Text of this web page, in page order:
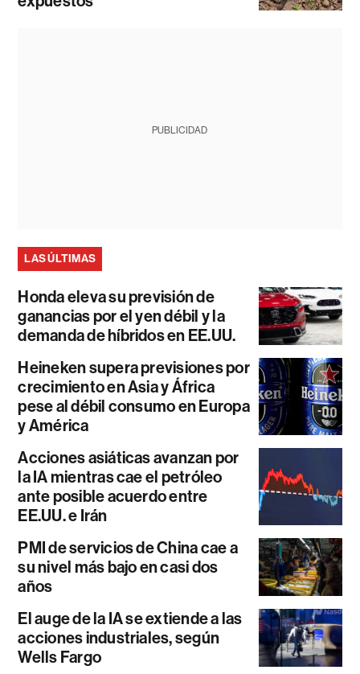
PUBLICIDAD
LAS ÚLTIMAS
Honda eleva su previsión de
ganancias por el yen débil y la
demanda de híbridos en EE.UU.
Heineken supera previsiones por
crecimiento en Asia y África
pese al débil consumo en Europa
y América
Acciones asiáticas avanzan por
la IA mientras cae el petróleo
ante posible acuerdo entre
EE.UU. e Irán
PMI de servicios de China cae a
su nivel más bajo en casi dos
años
El auge de la IA se extiende a las
acciones industriales, según
Wells Fargo